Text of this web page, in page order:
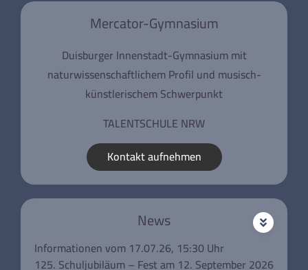
Mercator-Gymnasium
Duisburger Innenstadt-Gymnasium mit
naturwissenschaftlichem Profil und musisch-
künstlerischem Schwerpunkt
TALENTSCHULE NRW
Kontakt aufnehmen
News
Informationen vom 17.07.26, 15:30 Uhr
125. Schuljubiläum – Fest am 12. September 2026